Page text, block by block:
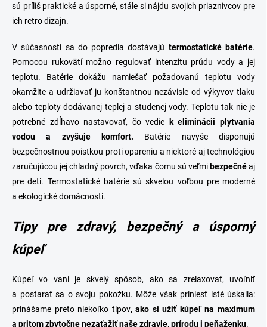
sú príliš praktické a úsporné, stále si nájdu svojich priaznivcov pre
ich retro dizajn.
V súčasnosti sa do popredia dostávajú termostatické batérie.
Pomocou rukovätí možno regulovať intenzitu prúdu vody a jej
teplotu. Batérie dokážu namiešať požadovanú teplotu vody
okamžite a udržiavať ju konštantnou nezávisle od výkyvov tlaku
alebo teploty dodávanej teplej a studenej vody. Teplotu tak nie je
potrebné zdĺhavo nastavovať, čo vedie
k eliminácii plytvania
vodou a zvyšuje komfort. Batérie navyše disponujú
bezpečnostnou poistkou proti opareniu a niektoré aj technológiou
zaručujúcou jej chladný povrch, vďaka čomu sú veľmi bezpečnéaj
pre deti. Termostatické batérie sú skvelou voľbou pre moderné
a ekologické domácnosti.
Tipy pre zdravý, bezpečný a úsporný
kúpeľ
Kúpeľ vo vani je skvelý spôsob, ako sa zrelaxovať, uvoľniť
a postarať sa o svoju pokožku. Môže však priniesť isté úskalia:
prinášame preto niekoľko tipov, ako si užiť kúpeľ na maximum
a pritom zbytočne nezaťažiť naše zdravie, prírodu i peňaženku.